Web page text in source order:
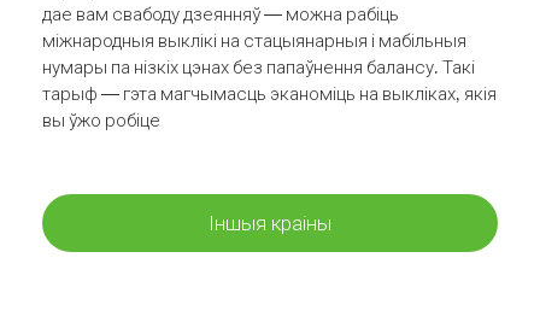
дае вам свабоду дзеянняў — можна рабіць
міжнародныя выклікі на стацыянарныя і мабільныя
нумары па нізкіх цэнах без папаўнення балансу. Такі
тарыф — гэта магчымасць эканоміць на выкліках, якія
вы ўжо робіце
Іншыя краіны